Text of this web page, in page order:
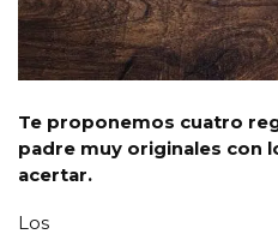
Te proponemos cuatro
padre muy originales con
acertar.
Los